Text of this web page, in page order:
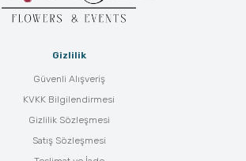
Gizlilik
Güvenli Alışveriş
KVKK Bilgilendirmesi
Gizlilik Sözleşmesi
Satış Sözleşmesi